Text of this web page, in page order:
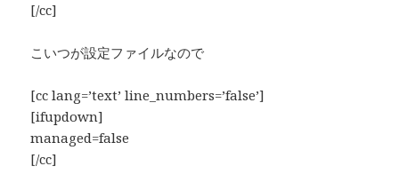
[/cc]
こいつが設定ファイルなので
[cc lang=’text’ line_numbers=’false’]
[ifupdown]
managed=false
[/cc]